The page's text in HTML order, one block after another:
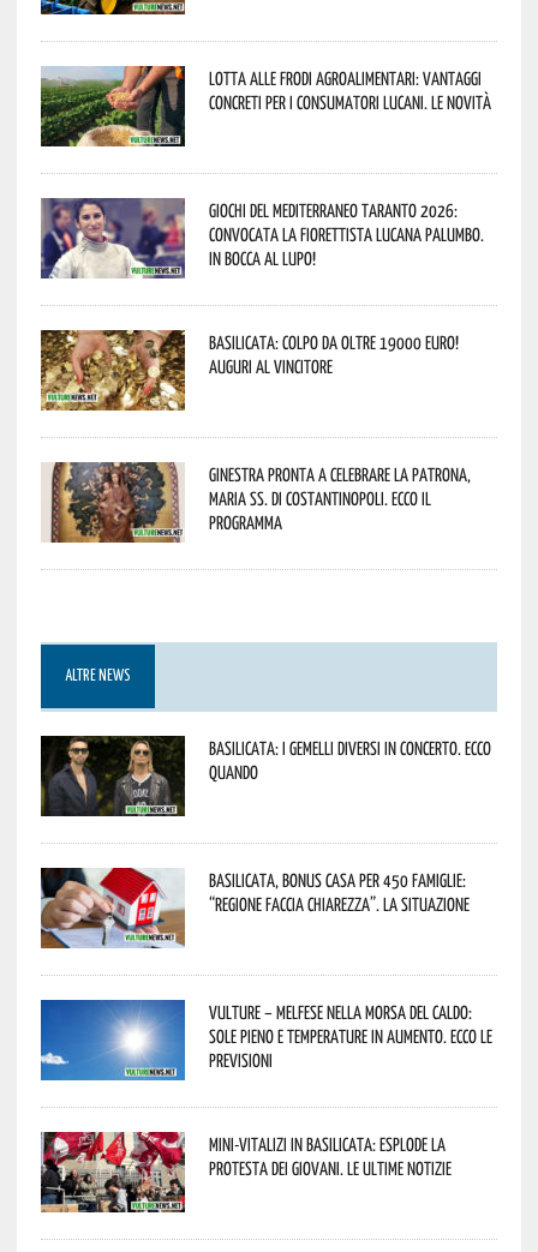
Lotta alle frodi agroalimentari: vantaggi
concreti per i consumatori lucani. Le novità
Giochi del Mediterraneo Taranto 2026:
convocata la fiorettista lucana Palumbo.
In bocca al lupo!
Basilicata: colpo da oltre 19000 Euro!
Auguri al vincitore
Ginestra pronta a celebrare la Patrona,
Maria SS. di Costantinopoli. Ecco il
programma
ALTRE NEWS
Basilicata: i Gemelli DiVersi in concerto. Ecco
quando
Basilicata, Bonus casa per 450 famiglie:
“Regione faccia chiarezza”. La situazione
Vulture – melfese nella morsa del caldo:
sole pieno e temperature in aumento. Ecco le
previsioni
Mini-vitalizi in Basilicata: esplode la
protesta dei giovani. Le ultime notizie